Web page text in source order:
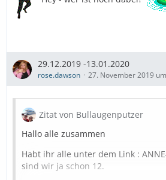
29.12.2019 -13.01.2020
rose.dawson 27. November 2019
Zitat von Bullaugenputzer
Hallo alle zusammen
Habt ihr alle unter dem Link :
sind wir ja schon 12.